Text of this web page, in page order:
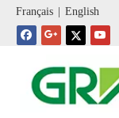
Français English